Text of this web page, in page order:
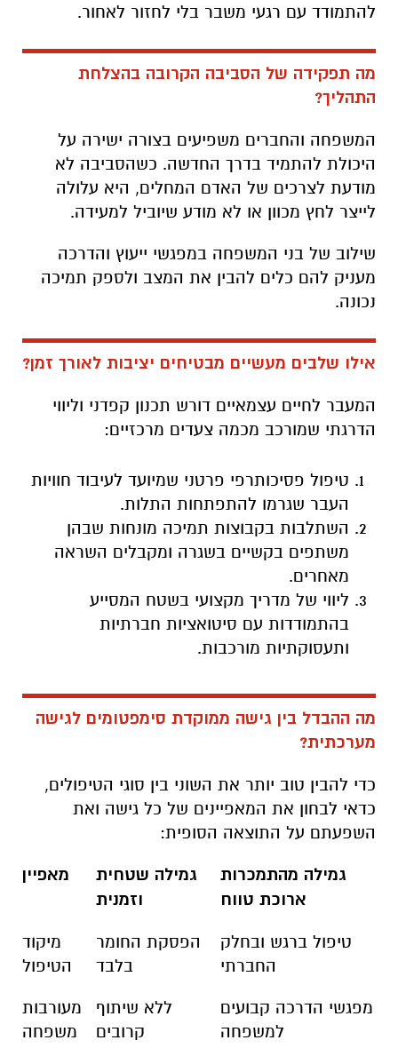
להתמודד עם רגעי משבר בלי לחזור לאחור.
מה תפקידה של הסביבה הקרובה בהצלחת
התהליך?
המשפחה והחברים משפיעים בצורה ישירה על
היכולת להתמיד בדרך החדשה. כשהסביבה לא
מודעת לצרכים של האדם המחלים, היא עלולה
לייצר לחץ מכוון או לא מודע שיוביל למעידה.
שילוב של בני המשפחה במפגשי ייעוץ והדרכה
מעניק להם כלים להבין את המצב ולספק תמיכה
נכונה.
אילו שלבים מעשיים מבטיחים יציבות לאורך זמן?
המעבר לחיים עצמאיים דורש תכנון קפדני וליווי
הדרגתי שמורכב מכמה צעדים מרכזיים:
טיפול פסיכותרפי פרטני שמיועד לעיבוד חוויות
העבר שגרמו להתפתחות התלות.
השתלבות בקבוצות תמיכה מונחות שבהן
משתפים בקשיים בשגרה ומקבלים השראה
מאחרים.
ליווי של מדריך מקצועי בשטח המסייע
בהתמודדות עם סיטואציות חברתיות
ותעסוקתיות מורכבות.
מה ההבדל בין גישה ממוקדת סימפטומים לגישה
מערכתית?
כדי להבין טוב יותר את השוני בין סוגי הטיפולים,
כדאי לבחון את המאפיינים של כל גישה ואת
השפעתם על התוצאה הסופית:
גמילה מהתמכרות
ארוכת טווח
גמילה שטחית
וזמנית
מאפיין
טיפול ברגש ובחלק
החברתי
הפסקת החומר
בלבד
מיקוד
הטיפול
מפגשי הדרכה קבועים
למשפחה
ללא שיתוף
קרובים
מעורבות
משפחה